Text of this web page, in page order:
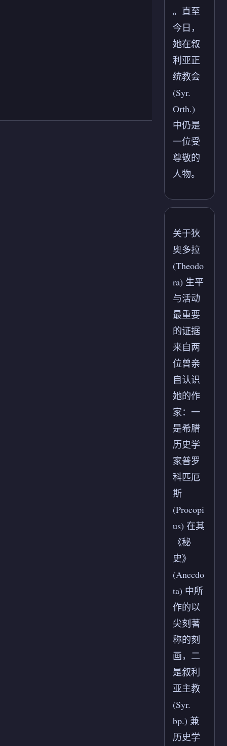
。直至
今日，
她在叙
利亚正
统教会
(Syr.
Orth.)
中仍是
一位受
尊敬的
人物。
关于狄
奥多拉
(Theodo
ra) 生平
与活动
最重要
的证据
来自两
位曾亲
自认识
她的作
家：一
是希腊
历史学
家普罗
科匹厄
斯
(Procopi
us) 在其
《秘
史》
(Anecdo
ta) 中所
作的以
尖刻著
称的刻
画，二
是叙利
亚主教
(Syr.
bp.) 兼
历史学